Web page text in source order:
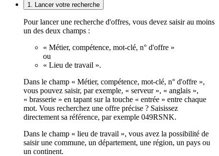
1. Lancer votre recherche
Pour lancer une recherche d'offres, vous devez saisir au moins
un des deux champs :
« Métier, compétence, mot-clé, n° d'offre »
ou
« Lieu de travail ».
Dans le champ « Métier, compétence, mot-clé, n° d'offre »,
vous pouvez saisir, par exemple, « serveur », « anglais »,
« brasserie » en tapant sur la touche « entrée » entre chaque
mot. Vous recherchez une offre précise ? Saisissez
directement sa référence, par exemple 049RSNK.
Dans le champ « lieu de travail », vous avez la possibilité de
saisir une commune, un département, une région, un pays ou
un continent.